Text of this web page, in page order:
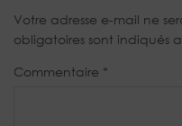
Votre adresse e-mail ne
obligatoires sont indiqués
Commentaire *